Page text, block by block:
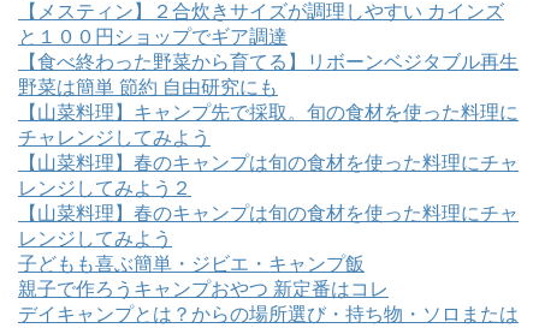
【メスティン】２合炊きサイズが調理しやすい カインズ
と１００円ショップでギア調達
【食べ終わった野菜から育てる】リボーンベジタブル再生
野菜は簡単 節約 自由研究にも
【山菜料理】キャンプ先で採取。旬の食材を使った料理に
チャレンジしてみよう
【山菜料理】春のキャンプは旬の食材を使った料理にチャ
レンジしてみよう２
【山菜料理】春のキャンプは旬の食材を使った料理にチャ
レンジしてみよう
子どもも喜ぶ簡単・ジビエ・キャンプ飯
親子で作ろうキャンプおやつ 新定番はコレ
デイキャンプとは？からの場所選び・持ち物・ソロまたは